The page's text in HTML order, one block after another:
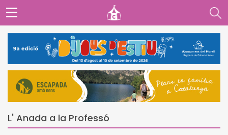
L' Anada a la Professó